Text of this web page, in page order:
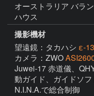
オーストラリア バラ
ハウス
撮影機材
望遠鏡：タカハシ ε-
カメラ：ZWO
Juwei-17 赤道儀、
動ガイド、ガイドソフ
N.I.N.A.で総合制御